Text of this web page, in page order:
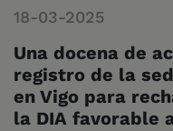
18-03-2025
Una docena de
registro de la
en Vigo para
la DIA favorable